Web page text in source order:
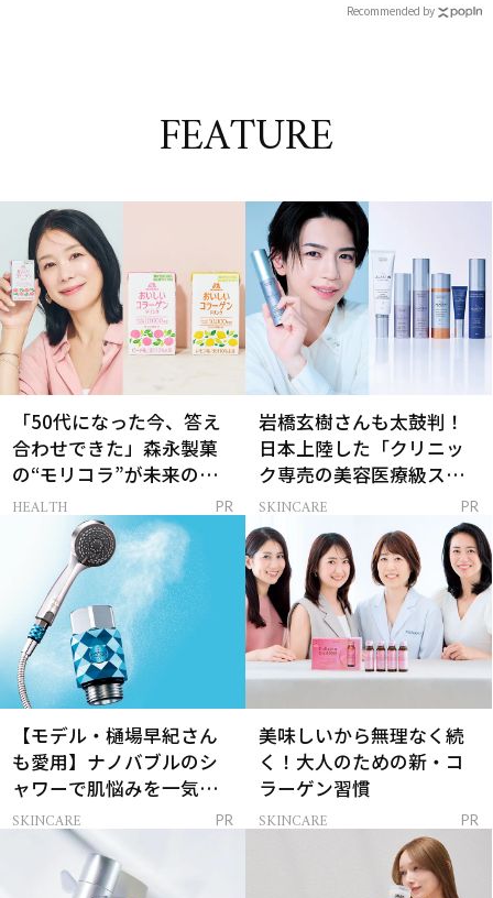
Recommended by
FEATURE
「50代になった今、答え
合わせできた」森永製菓
の“モリコラ”が未来のキ
レイを連れてくる！
HEALTH PR
岩橋玄樹さんも太鼓判！
日本上陸した「クリニッ
ク専売の美容医療級スキ
ンケア」
SKINCARE PR
【モデル・樋場早紀さん
も愛用】ナノバブルのシ
ャワーで肌悩みを一気に
解決
SKINCARE PR
美味しいから無理なく続
く！大人のための新・コ
ラーゲン習慣
SKINCARE PR